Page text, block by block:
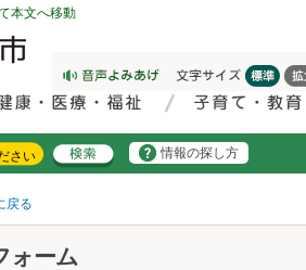
本文へ移動
情報の探し方
戻る
ォーム